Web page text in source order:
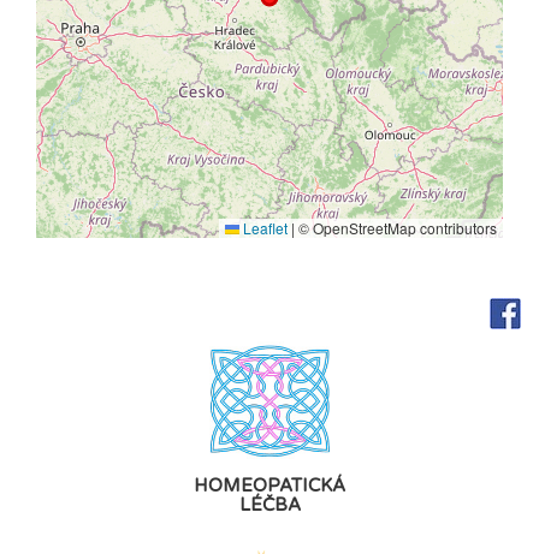
Leaflet | © OpenStreetMap contributors
HOMEOPATICKÁ
LÉČBA